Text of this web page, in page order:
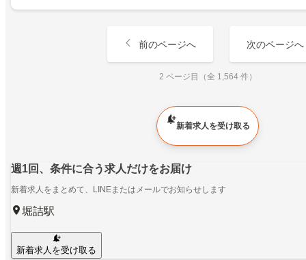
前のページへ 次のページへ
2 ページ目（全 1,564 件）
新着求人を受け取る
週1回、条件に合う求人だけをお届け
新着求人をまとめて、LINEまたはメールでお知らせします
堀詰駅
新着求人を受け取る